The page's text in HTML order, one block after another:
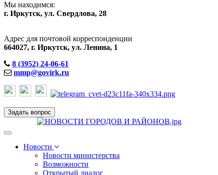
Мы находимся:
г. Иркутск, ул. Свердлова, 28
Адрес для почтовой корреспонденции
664027, г. Иркутск, ул. Ленина, 1
8 (3952) 24-06-61
mmp@govirk.ru
Задать вопрос
Toggle
navigationНовости
Новости министерства
Возможности
Открытый диалог